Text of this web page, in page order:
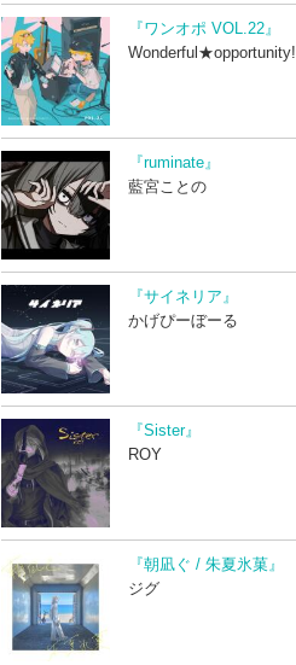
『ワンオポ VOL.22』
Wonderful★opportunity!
『ruminate』
藍宮ことの
『サイネリア』
かげぴーぼーる
『Sister』
ROY
『朝凪ぐ / 朱夏氷菓』
ジグ